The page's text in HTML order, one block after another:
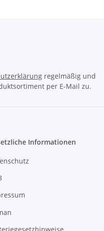
regelmäßig und
per E-Mail zu.
Informationen